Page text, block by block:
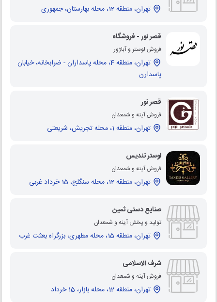
تهران، منطقه 12، محله بهارستان، جمهوری
قصر نور - فروشگاه
فروش لوستر و آباژور
تهران، منطقه 4، محله پاسداران - ضرابخانه، خیابان
پاسدارن
قصر نور
فروش آینه و شمعدان
تهران، منطقه 1، محله تجریش، شریعتی
لوستر تندیس
فروش آینه و شمعدان
تهران، منطقه 12، محله سنگلج، 15 خرداد غربی
صنایع دستی ثمین
تولید و پخش آینه و شمعدان
تهران، منطقه 15، محله مطهری، بزرگراه بعثت غرب
شرف الاسلامی
فروش آینه و شمعدان
تهران، منطقه 12، محله بازار، 15 خرداد